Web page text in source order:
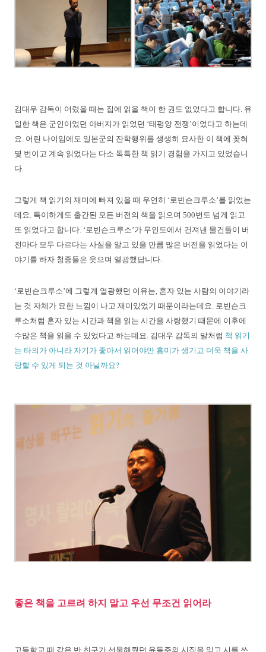
김대우 감독이 어렸을 때는 집에 읽을 책이 한 권도 없었다고 합니다. 유
일한 책은 군인이었던 아버지가 읽었던 ‘태평양 전쟁’이었다고 하는데
요. 어린 나이임에도 일본군의 잔학행위를 생생히 묘사한 이 책에 꽂혀
몇 번이고 계속 읽었다는 다소 독특한 책 읽기 경험을 가지고 있었습니
다.
그렇게 책 읽기의 재미에 빠져 있을 때 우연히 ‘로빈슨크루소’를 읽었는
데요. 특이하게도 출간된 모든 버전의 책을 읽으며 500번도 넘게 읽고
또 읽었다고 합니다. ‘로빈슨크루소’가 무인도에서 건져낸 물건들이 버
전마다 모두 다르다는 사실을 알고 있을 만큼 많은 버전을 읽었다는 이
야기를 하자 청중들은 웃으며 열광했답니다.
‘로빈슨크루소’에 그렇게 열광했던 이유는, 혼자 있는 사람의 이야기라
는 것 자체가 묘한 느낌이 나고 재미있었기 때문이라는데요. 로빈슨크
루소처럼 혼자 있는 시간과 책을 읽는 시간을 사랑했기 때문에 이후에
수많은 책을 읽을 수 있었다고 하는데요. 김대우 감독의 말처럼 책 읽기
는 타의가 아니라 자기가 좋아서 읽어야만 흥미가 생기고 더욱 책을 사
랑할 수 있게 되는 것 아닐까요?
좋은 책을 고르려 하지 말고 우선 무조건 읽어라
고등학교 때 같은 반 친구가 선물해줬던 윤동주의 시집을 읽고 시를 쓰